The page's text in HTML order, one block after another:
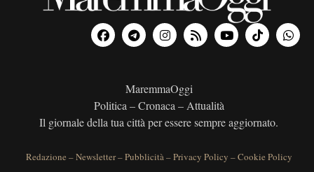
MaremmaOggi
Politica – Cronaca – Attualità
Il giornale della tua città per essere sempre aggiornato.
Redazione –Newsletter–Pubblicità–Privacy Policy –Cookie Policy